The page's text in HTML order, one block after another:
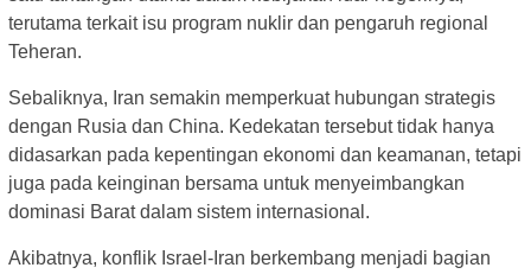
terutama terkait isu program nuklir dan pengaruh regional
Teheran.
Sebaliknya, Iran semakin memperkuat hubungan strategis
dengan Rusia dan China. Kedekatan tersebut tidak hanya
didasarkan pada kepentingan ekonomi dan keamanan, tetapi
juga pada keinginan bersama untuk menyeimbangkan
dominasi Barat dalam sistem internasional.
Akibatnya, konflik Israel-Iran berkembang menjadi bagian